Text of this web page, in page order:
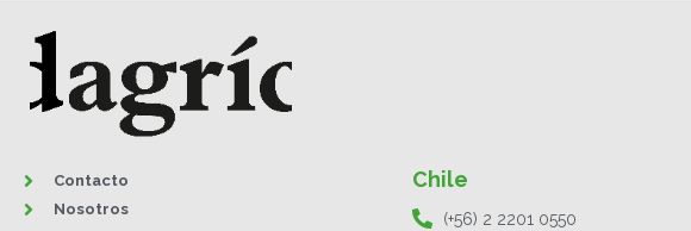
Contacto
Nosotros
Chile
(+56) 2 2201 0550